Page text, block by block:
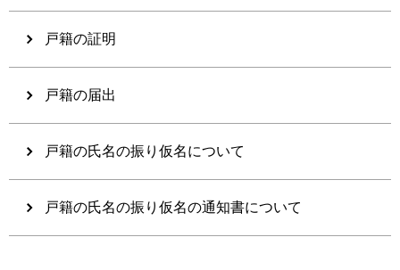
戸籍の証明
戸籍の届出
戸籍の氏名の振り仮名について
戸籍の氏名の振り仮名の通知書について